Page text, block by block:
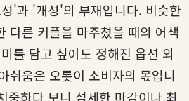
'과 '개성'의 부재입니다. 비슷한
다른 커플을 마주쳤을 때의 어색
를 담고 싶어도 정해진 옵션 외
쉬움은 오롯이 소비자의 몫입니
중하다 보니 섬세한 마감이나 최